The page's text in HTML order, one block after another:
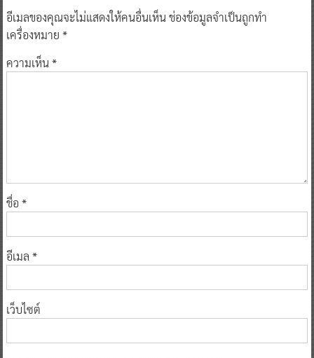
อีเมลของคุณจะไม่แสดงให้คนอื่นเห็นช่องข้อมูลจำเป็นถูกทำ
เครื่องหมาย *
ความเห็น*
ชื่อ *
อีเมล *
เว็บไซต์